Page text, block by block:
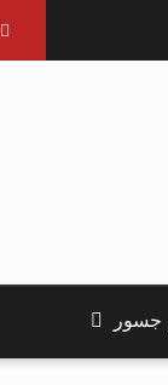
جسور